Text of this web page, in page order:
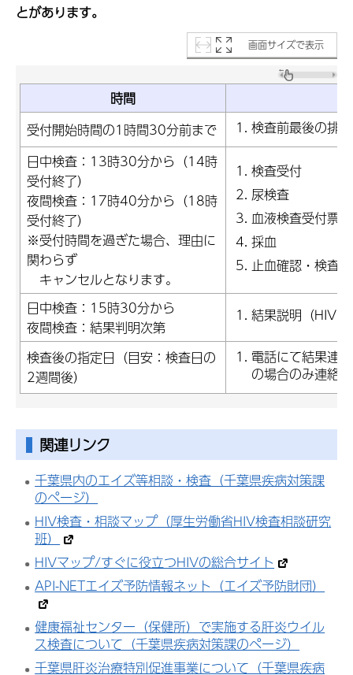
とがあります。
画面サイズで表示
時間
受付開始時間の1時間30分前まで
検査前最後の排
日中検査：13時30分から（14時
受付終了）
夜間検査：17時40分から（18時
受付終了）
※受付時間を過ぎた場合、理由に
関わらず
キャンセルとなります。
検査受付
尿検査
血液検査受付票
採血
止血確認・検査
日中検査：15時30分から
夜間検査：結果判明次第
結果説明（HIV
検査後の指定日（目安：検査日の
2週間後）
電話にて結果連
の場合のみ連絡
関連リンク
千葉県内のエイズ等相談・検査（千葉県疾病対策課
のページ）
HIV検査・相談マップ（厚生労働省HIV検査相談研究
班）
HIVマップ/すぐに役立つHIVの総合サイト
API-NETエイズ予防情報ネット（エイズ予防財団）
健康福祉センター（保健所）で実施する肝炎ウイル
ス検査について（千葉県疾病対策課のページ）
千葉県肝炎治療特別促進事業について（千葉県疾病